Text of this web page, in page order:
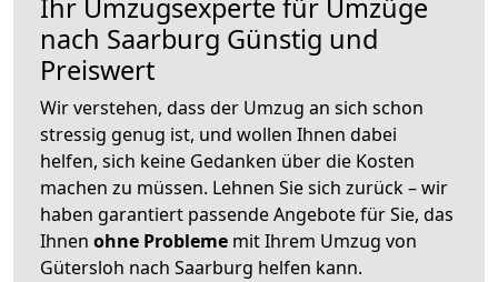
Ihr Umzugsexperte für Umzüge
nach Saarburg Günstig und
Preiswert
Wir verstehen, dass der Umzug an sich schon
stressig genug ist, und wollen Ihnen dabei
helfen, sich keine Gedanken über die Kosten
machen zu müssen. Lehnen Sie sich zurück – wir
haben garantiert passende Angebote für Sie, das
Ihnen ohne Probleme mit Ihrem Umzug von
Gütersloh nach Saarburg helfen kann.